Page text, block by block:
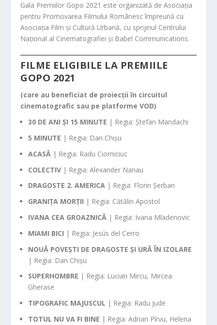
Gala Premiilor Gopo 2021 este organizată de Asociația
pentru Promovarea Filmului Românesc împreună cu
Asociația Film și Cultură Urbană, cu sprijinul Centrului
Național al Cinematografiei și Babel Communications.
FILME ELIGIBILE LA PREMIILE
GOPO 2021
(care au beneficiat de proiecții în circuitul
cinematografic sau pe platforme VOD)
30 DE ANI ȘI 15 MINUTE | Regia: Ștefan Mandachi
5 MINUTE | Regia: Dan Chișu
ACASĂ | Regia: Radu Ciorniciuc
COLECTIV | Regia: Alexander Nanau
DRAGOSTE 2. AMERICA | Regia: Florin Șerban
GRANIȚA MORȚII | Regia: Cătălin Apostol
IVANA CEA GROAZNICĂ | Regia: Ivana Mladenovic
MIAMI BICI | Regia: Jesús del Cerro
NOUĂ POVEȘTI DE DRAGOSTE ȘI URĂ ÎN IZOLARE
| Regia: Dan Chișu
SUPERHOMBRE | Regia: Lucian Mircu, Mircea
Gherase
TIPOGRAFIC MAJUSCUL | Regia: Radu Jude
TOTUL NU VA FI BINE | Regia: Adrian Pîrvu, Helena